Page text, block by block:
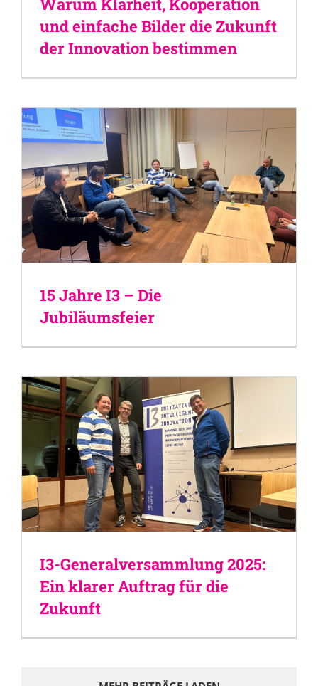
und einfache Bilder die Zukunft
der Innovation bestimmen
15 Jahre I3 – Die
Jubiläumsfeier
I3-Generalversammlung 2025:
Ein klarer Auftrag für die
Zukunft